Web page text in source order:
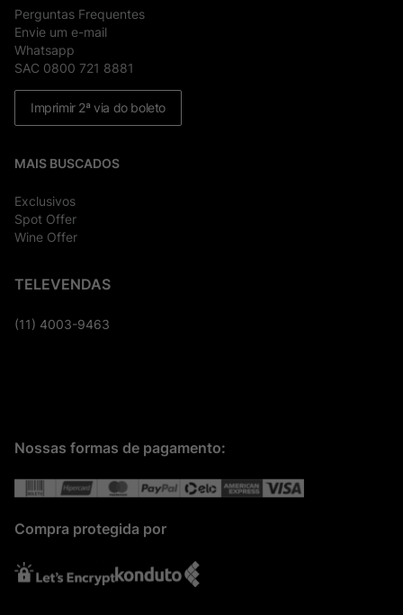
Perguntas Frequentes
Envie um e-mail
Whatsapp
SAC 0800 721 8881
Imprimir 2ª via do boleto
MAIS BUSCADOS
Exclusivos
Spot Offer
Wine Offer
TELEVENDAS
(11) 4003-9463
Nossas formas de pagamento:
Compra protegida por